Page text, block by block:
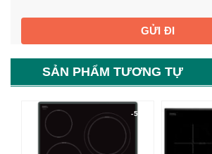
SẢN PHẨM TƯƠNG TỰ
-55%